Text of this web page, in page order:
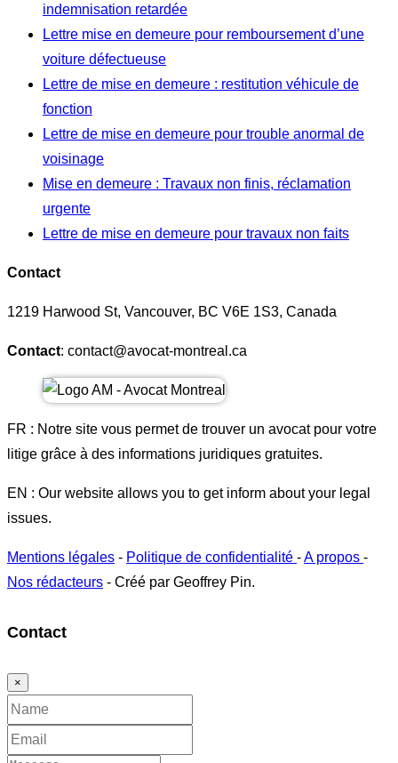
indemnisation retardée
Lettre mise en demeure pour remboursement d’une
voiture défectueuse
Lettre de mise en demeure : restitution véhicule de
fonction
Lettre de mise en demeure pour trouble anormal de
voisinage
Mise en demeure : Travaux non finis, réclamation
urgente
Lettre de mise en demeure pour travaux non faits
Contact
1219 Harwood St, Vancouver, BC V6E 1S3, Canada
Contact: contact@avocat-montreal.ca
FR : Notre site vous permet de trouver un avocat pour votre
litige grâce à des informations juridiques gratuites.
EN : Our website allows you to get inform about your legal
issues.
Mentions légales - Politique de confidentialité -A propos -
Nos rédacteurs - Créé par Geoffrey Pin.
Contact
×